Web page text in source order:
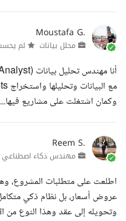
Moustafa G.
محلل بيانات لم
وكمان اشتغلت على مشاريع فيها...
Reem S.
مهندس ذكاء اصطناعي
اطلعت على متطلبات المشروع،
عروض أسعار، بل نظام ذكي
وتحويله إلى عقد وهذا النوع من